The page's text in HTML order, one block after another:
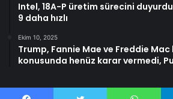
Intel, 18A-P üretim sürecini
9 daha hızlı
Ekim 10, 2025
Trump, Fannie Mae ve Freddie Mac
konusunda henüz karar vermedi,